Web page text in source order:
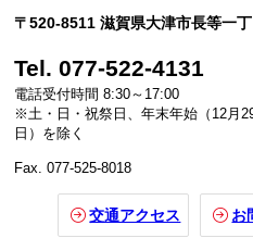
〒520-8511 滋賀県大津市長等一
Tel. 077-522-4131
電話受付時間 8:30～17:00
※土・日・祝祭日、年末年始（12月
日）を除く
Fax. 077-525-8018
交通アクセス お